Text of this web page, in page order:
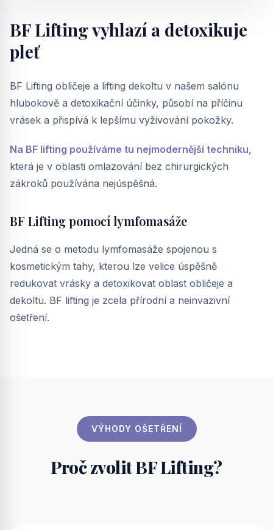
BF Lifting vyhlazí a detoxikuje
pleť
BF Lifting obličeje a lifting dekoltu v našem salónu
hlubokově a detoxikační účinky, působí na příčinu
vrásek a přispívá k lepšímu vyživování pokožky.
Na BF lifting používáme tu nejmodernější techniku,
která je v oblasti omlazování bez chirurgických
zákroků používána nejúspěšná.
BF Lifting pomocí lymfomasáže
Jedná se o metodu lymfomasáže spojenou s
kosmetickým tahy, kterou lze velice úspěšně
redukovat vrásky a detoxikovat oblast obličeje a
dekoltu. BF lifting je zcela přírodní a neinvazivní
ošetření.
VÝHODY OŠETŘENÍ
Proč zvolit BF Lifting?